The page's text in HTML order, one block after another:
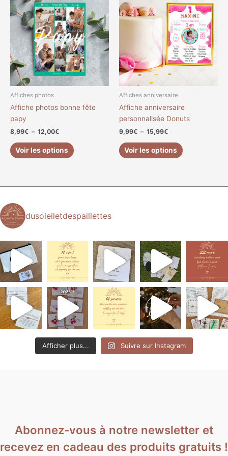
Affiches photos
Affiche photos bonne fête
papy
8,99€ – 12,00€
prix :
8,99€
à
12,00€
Voir les options
produit
a
plusieurs
variations.
Les
options
peuvent
être
sur
produit
Affiches anniversaire
Affiche anniversaire
personnalisée Donuts
9,99€ – 15,99€
prix :
9,99€
à
15,99€
Voir les options
produit
a
plusieurs
variations.
Les
options
sur
la
produit
dusoleiletdespaillettes
Afficher plus... Suivre sur Instagram
Abonnez-vous à notre newsletter et
recevez en cadeau des produits gratuits !